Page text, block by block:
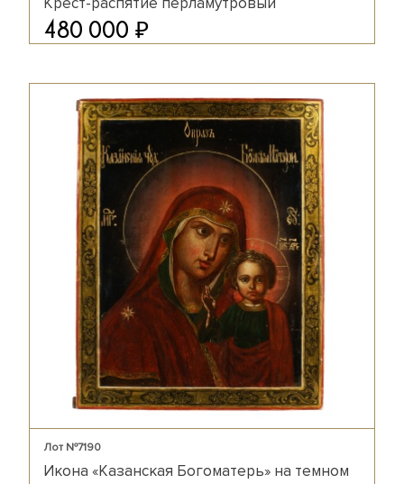
480 000 ₽
Лот №7190
Икона «Казанская Богоматерь» на темном